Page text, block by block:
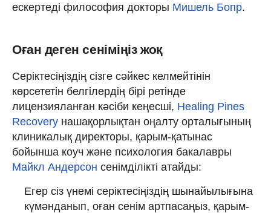
ескертеді философия докторы Мишель Бопр.
Оған деген сеніміңіз жоқ
Серіктесіңіздің сізге сәйкес келмейтінін
көрсететін белгілердің бірі ретінде
лицензияланған кәсіби кеңесші, Healing Pines
Recovery нашақорлықтан оңалту орталығының
клиникалық директоры, қарым-қатынас
бойынша коуч және психология бакалавры
Майкл Андерсон сенімділікті атайды:
Егер сіз үнемі серіктесіңіздің шынайылығына
күмәнданып, оған сенім артпасаңыз, қарым-